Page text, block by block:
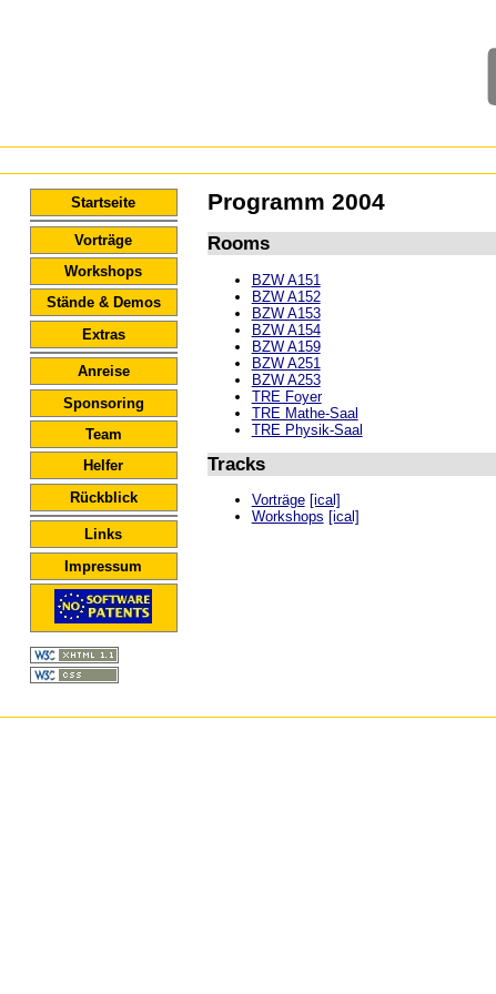
Startseite
Vorträge
Workshops
Stände & Demos
Extras
Anreise
Sponsoring
Team
Helfer
Rückblick
Links
Impressum
Programm 2004
Rooms
BZW A151
BZW A152
BZW A153
BZW A154
BZW A159
BZW A251
BZW A253
TRE Foyer
TRE Mathe-Saal
TRE Physik-Saal
Tracks
Vorträge [ical]
Workshops [ical]